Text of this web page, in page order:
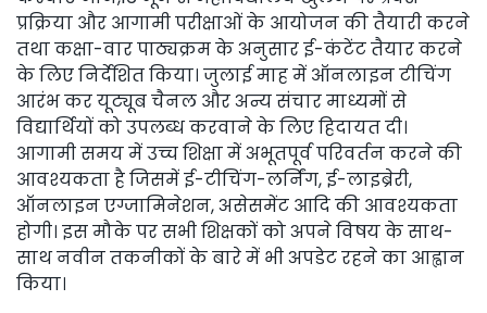
प्रक्रिया और आगामी परीक्षाओं के आयोजन की तैयारी करने
तथा कक्षा-वार पाठ्यक्रम के अनुसार ई-कंटेंट तैयार करने
के लिए निर्देशित किया। जुलाई माह में ऑनलाइन टीचिंग
आरंभ कर यूट्यूब चैनल और अन्य संचार माध्यमों से
विद्यार्थियों को उपलब्ध करवाने के लिए हिदायत दी।
आगामी समय में उच्च शिक्षा में अभूतपूर्व परिवर्तन करने की
आवश्यकता है जिसमें ई-टीचिंग-लर्निंग, ई-लाइब्रेरी,
ऑनलाइन एग्जामिनेशन, असेसमेंट आदि की आवश्यकता
होगी। इस मौके पर सभी शिक्षकों को अपने विषय के साथ-
साथ नवीन तकनीकों के बारे में भी अपडेट रहने का आह्वान
किया।